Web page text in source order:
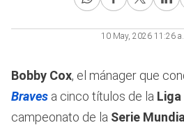
10 May, 2026 11:26
Bobby Cox, el mánager que
Braves a cinco títulos de la
campeonato de la Serie